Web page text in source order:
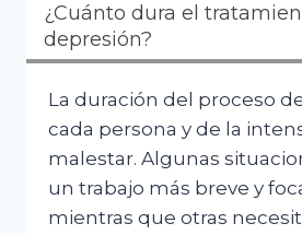
¿Cuánto dura el
depresión?
La duración del proceso
cada persona y de la
malestar. Algunas
un trabajo más breve y
mientras que otras